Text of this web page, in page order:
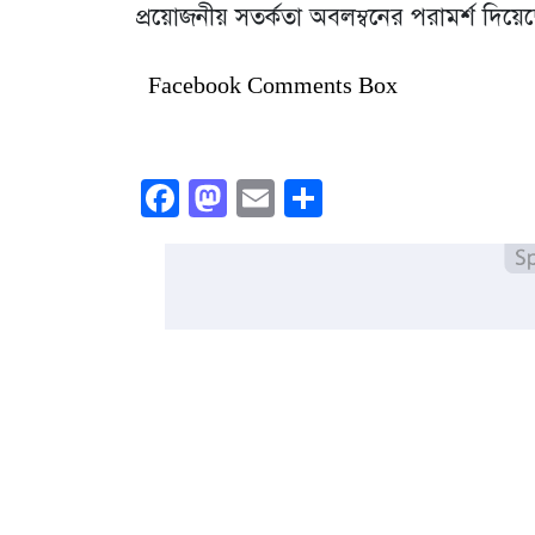
প্রয়োজনীয় সতর্কতা অবলম্বনের পরামর্শ
Facebook Comments Box
Facebook
Mastodon
Email